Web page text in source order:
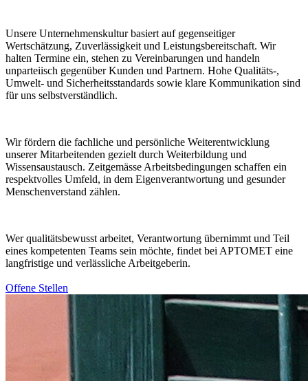
Unsere Unternehmenskultur basiert auf gegenseitiger
Wertschätzung, Zuverlässigkeit und Leistungsbereitschaft. Wir
halten Termine ein, stehen zu Vereinbarungen und handeln
unparteiisch gegenüber Kunden und Partnern. Hohe Qualitäts-,
Umwelt- und Sicherheitsstandards sowie klare Kommunikation sind
für uns selbstverständlich.
Wir fördern die fachliche und persönliche Weiterentwicklung
unserer Mitarbeitenden gezielt durch Weiterbildung und
Wissensaustausch. Zeitgemässe Arbeitsbedingungen schaffen ein
respektvolles Umfeld, in dem Eigenverantwortung und gesunder
Menschenverstand zählen.
Wer qualitätsbewusst arbeitet, Verantwortung übernimmt und Teil
eines kompetenten Teams sein möchte, findet bei APTOMET eine
langfristige und verlässliche Arbeitgeberin.
Offene Stellen